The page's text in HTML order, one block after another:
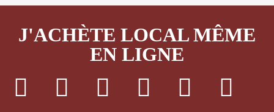
J'ACHÈTE LOCAL MÊME
EN LIGNE